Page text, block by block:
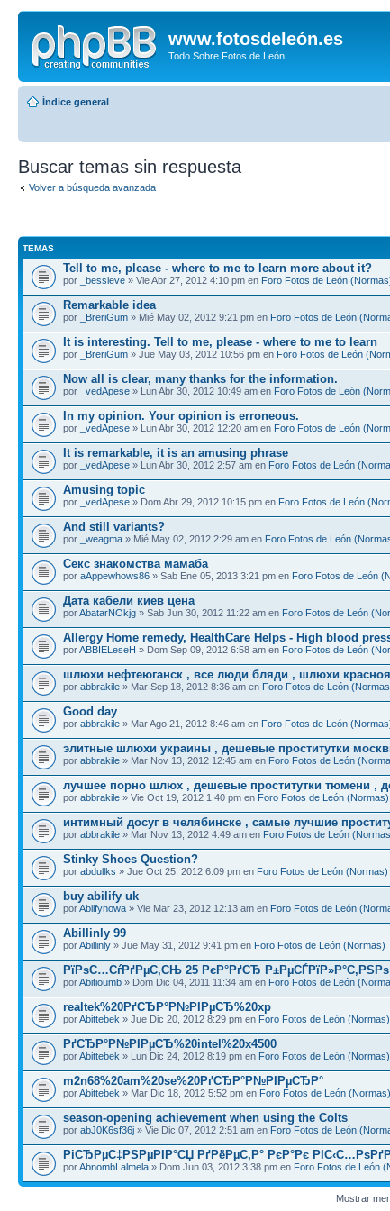
www.fotosdeleón.es
Todo Sobre Fotos de León
Índice general
Buscar temas sin respuesta
Volver a búsqueda avanzada
TEMAS
Tell to me, please - where to me to learn more about it?
por _bessleve » Vie Abr 27, 2012 4:10 pm en Foro Fotos de León
Remarkable idea
por _BreriGum » Mié May 02, 2012 9:21 pm en Foro Fotos de León
It is interesting. Tell to me, please - where to me to learn
por _BreriGum » Jue May 03, 2012 10:56 pm en Foro Fotos de León
Now all is clear, many thanks for the information.
por _vedApese » Lun Abr 30, 2012 10:49 am en Foro Fotos de León
In my opinion. Your opinion is erroneous.
por _vedApese » Lun Abr 30, 2012 12:20 am en Foro Fotos de León
It is remarkable, it is an amusing phrase
por _vedApese » Lun Abr 30, 2012 2:57 am en Foro Fotos de León
Amusing topic
por _vedApese » Dom Abr 29, 2012 10:15 pm en Foro Fotos de León
And still variants?
por _weagma » Mié May 02, 2012 2:29 am en Foro Fotos de León
Секс знакомства мамаба
por aAppewhows86 » Sab Ene 05, 2013 3:21 pm en Foro Fotos de León
Дата кабели киев цена
porAbatarNOkjg » Sab Jun 30, 2012 11:22 am en Foro Fotos de León
Allergy Home remedy, HealthCare Helps - High blood
porABBIELeseH » Dom Sep 09, 2012 6:58 am en Foro Fotos de León
шлюхи нефтеюганск , все люди бляди , шлюхи
por abbrakile » Mar Sep 18, 2012 8:36 am en Foro Fotos de León
Good day
por abbrakile » Mar Ago 21, 2012 8:46 am en Foro Fotos de León
элитные шлюхи украины , дешевые проститутки
por abbrakile » Mar Nov 13, 2012 12:45 am en Foro Fotos de León
лучшее порно шлюх , дешевые проститутки тюмени ,
por abbrakile » Vie Oct 19, 2012 1:40 pm en Foro Fotos de León (Normas)
интимный досуг в челябинске , самые лучшие
por abbrakile » Mar Nov 13, 2012 4:49 am en Foro Fotos de León
Stinky Shoes Question?
por abdullks » Jue Oct 25, 2012 6:09 pm en Foro Fotos de León (Normas)
buy abilify uk
porAbilfynowa » Vie Mar 23, 2012 12:13 am en Foro Fotos de León
Abillinly 99
porAbillinly » Jue May 31, 2012 9:41 pm en Foro Fotos de León (Normas)
РїРѕС…СѓРґРµС‚СЊ 25 РєР°РґСЂ Р±РµСЃРїР»Р°С‚РЅРѕ
porAbitioumb » Dom Dic 04, 2011 11:34 am en Foro Fotos de León
realtek%20РґСЂР°Р№РІРµСЂ%20xp
porAbittebek » Jue Dic 20, 2012 8:29 pm en Foro Fotos de León (Normas)
РґСЂР°Р№РІРµСЂ%20intel%20x4500
porAbittebek » Lun Dic 24, 2012 8:19 pm en Foro Fotos de León (Normas)
m2n68%20am%20se%20РґСЂР°Р№РІРµСЂР°
porAbittebek » Mar Dic 18, 2012 5:52 pm en Foro Fotos de León (Normas)
season-opening achievement when using the Colts
por abJ0K6sf36j » Vie Dic 07, 2012 2:51 am en Foro Fotos de León
РіСЂРµС‡РЅРµРІР°СЏ РґРёРµС‚Р° РєР°Рє
porAbnombLalmela » Dom Jun 03, 2012 3:38 pm en Foro Fotos de León
Mostrar